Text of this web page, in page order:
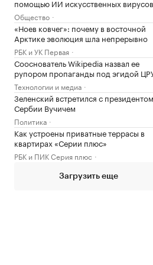
помощью ИИ искусственных вирусов
Общество
«Ноев ковчег»: почему в восточной
Арктике эволюция шла непрерывно
РБК и УК Первая
Сооснователь Wikipedia назвал ее
рупором пропаганды под эгидой
Технологии и медиа
Зеленский встретился с президентом
Сербии Вучичем
Политика
Как устроены приватные террасы в
квартирах «Серии плюс»
РБК и ПИК Серия плюс
Загрузить еще